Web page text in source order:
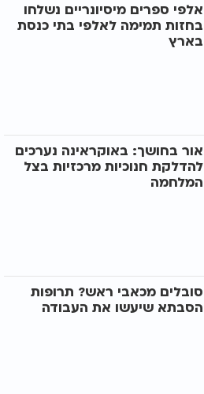
אלפי ספרים מיסיונריים נשלחו
בחזות תמימה לאלפי בתי כנסת
בארץ
אור בחושך: באוקראינה נערכים
להדלקת חנוכיות מרכזיות בצל
המלחמה
סובלים מכאבי ראש? תרופות
הסבתא שיעשו את העבודה